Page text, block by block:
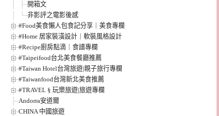
開箱文
非影評之電影後感
#Food美食懶人包食記分享｜美食專欄
#Home 居家裝潢設計｜軟裝風格設計
#Recipe廚房點滴｜食譜專欄
#Taipeifood台北美食餐廳推薦
#Taiwan Hotel台灣旅遊|親子旅行專欄
#Taiwanfood台灣新北美食推薦
#TRAVEL § 玩樂旅遊|旅遊專欄
Andorra安道爾
CHINA 中國旅遊